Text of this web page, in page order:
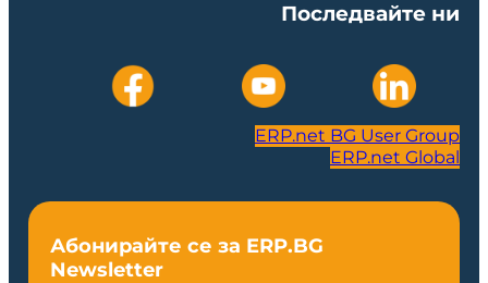
Последвайте ни
ERP.net BG User Group
ERP.net Global
Абонирайте се за ERP.BG
Newsletter